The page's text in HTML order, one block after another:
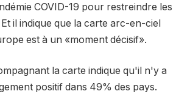
COVID-19 pour restreindre les
il indique que la carte arc-en-ciel
est à un «moment décisif».
la carte indique qu'il n'y a
positif dans 49% des pays.